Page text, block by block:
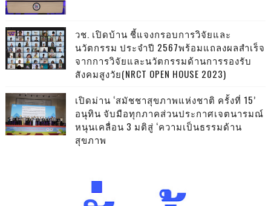
วช. เปิดบ้าน ชี้แจงกรอบการวิจัยและ
นวัตกรรม ประจำปี 2567พร้อมแถลงผลสำเร็จ
จากการวิจัยและนวัตกรรมด้านการรองรับ
สังคมสูงวัย(NRCT OPEN HOUSE 2023)
เปิดม่าน ‘สมัชชาสุขภาพแห่งชาติ ครั้งที่ 15’
อนุทิน จับมือทุกภาคส่วนประกาศเจตนารมณ์
หนุนเคลื่อน 3 มติสู่ ‘ความเป็นธรรมด้าน
สุขภาพ